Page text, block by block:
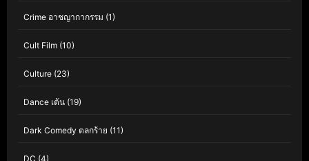
Crime อาชญากากรรม (1)
Cult Film (10)
Culture (23)
Dance เต้น (19)
Dark Comedy ตลกร้าย (11)
DC (4)